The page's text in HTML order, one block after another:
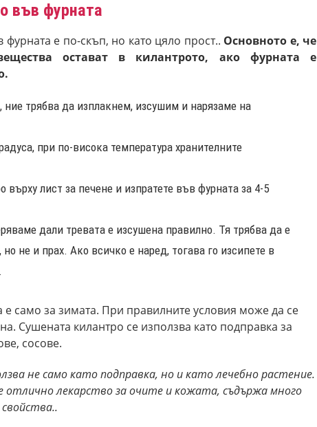
във фурната
е по-скъп, но като цяло прост.. Основното е, че
остават в килантрото, ако фурната е
ние трябва да изплакнем, изсушим и нарязаме на
при по-висока температура хранителните
върху лист за печене и изпратете във фурната за 4-5
дали тревата е изсушена правилно. Тя трябва да е
не и прах. Ако всичко е наред, тогава го изсипете в
е само за зимата. При правилните условия може да се
Сушената килантро се използва като подправка за
сосове.
не само като подправка, но и като лечебно растение.
лекарство за очите и кожата, съдържа много